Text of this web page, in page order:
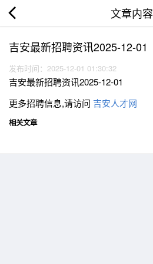
文章内容
吉安最新招聘资讯2025-12-01
发布时间：2025-12-01 01:30:32
吉安最新招聘资讯2025-12-01
更多招聘信息,请访问 吉安人才网
相关文章